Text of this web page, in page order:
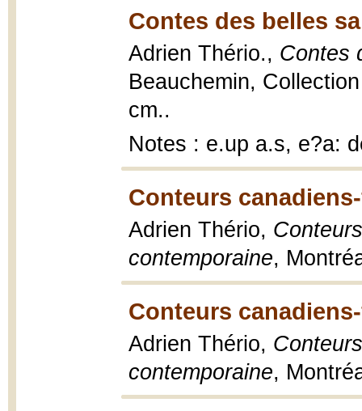
Contes des belles
Adrien Thério., Contes
Beauchemin,
cm..
Notes : e.up a.s, e?a:
Conteurs
Adrien Thério,
contemporaine,
Conteurs
Adrien Thério,
contemporaine,